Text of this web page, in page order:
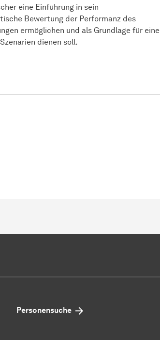
eine Einführung in sein
Bewertung der Performanz des
ermöglichen und als Grundlage für eine
dienen soll.
Personensuche